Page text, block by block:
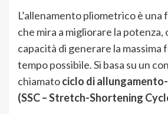
L’allenamento pliometrico è una
che mira a migliorare la potenza,
capacità di generare la massima
tempo possibile. Si basa su un
chiamatociclo di
(SSC – Stretch-Shortening